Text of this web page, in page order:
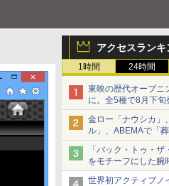
アクセスランキ
1時間 24時間
東映の歴代オープニ
に。全5種で8月下旬
金ロー「ナウシカ」
ル」、ABEMAで「
など。夏の特番・配
「バック・トゥ・
をモチーフにした腕
世界初アクティブノ